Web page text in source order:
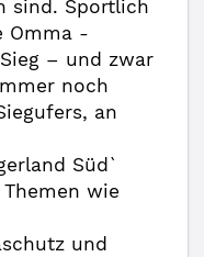
sind. Sportlich
Omma -
– und zwar
noch
an
Süd`
wie
und